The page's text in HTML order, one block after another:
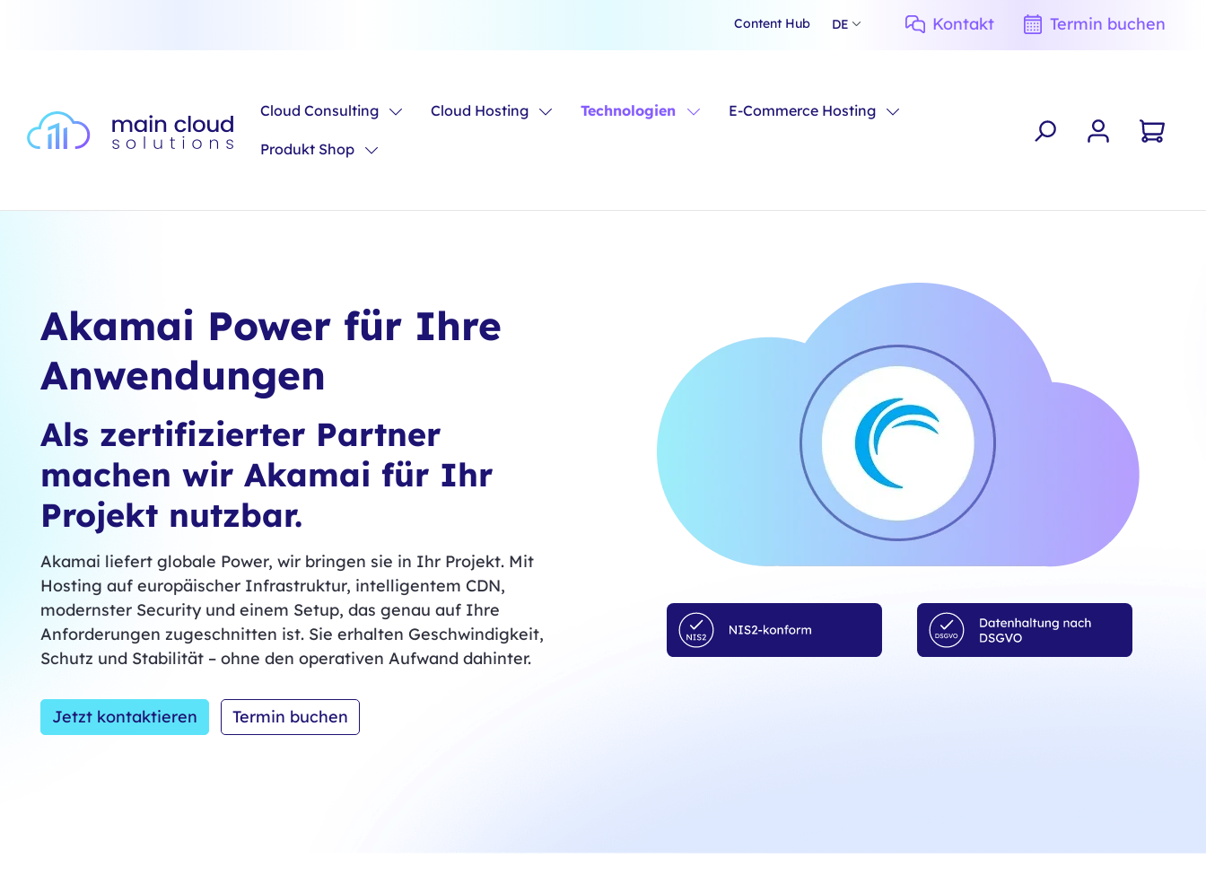
Content Hub DE Kontakt Termin buchen
Cloud Consulting Cloud Hosting Technologien E-Commerce Hosting
Produkt Shop
Akamai Power für Ihre
Anwendungen
Als zertifizierter Partner
machen wir Akamai für Ihr
Projekt nutzbar.
Akamai liefert globale Power, wir bringen sie in Ihr Projekt. Mit
Hosting auf europäischer Infrastruktur, intelligentem CDN,
modernster Security und einem Setup, das genau auf Ihre
Anforderungen zugeschnitten ist. Sie erhalten Geschwindigkeit,
Schutz und Stabilität – ohne den operativen Aufwand dahinter.
Jetzt kontaktieren Termin buchen